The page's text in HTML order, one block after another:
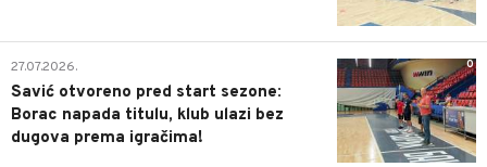
0
27.07.2026.
Savić otvoreno pred start sezone:
Borac napada titulu, klub ulazi bez
dugova prema igračima!